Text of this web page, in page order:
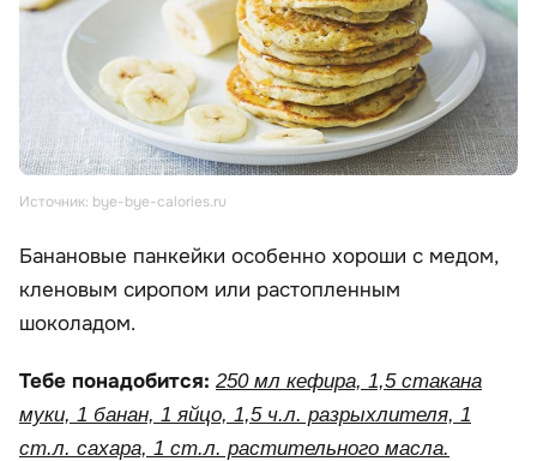
Источник: bye-bye-calories.ru
Банановые панкейки особенно хороши с медом,
кленовым сиропом или растопленным
шоколадом.
Тебе понадобится: 250 мл кефира, 1,5 стакана
муки, 1 банан, 1 яйцо, 1,5 ч.л. разрыхлителя, 1
ст.л. сахара, 1 ст.л. растительного масла.